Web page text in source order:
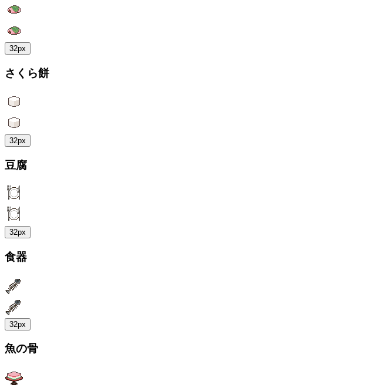
32px
さくら餅
32px
豆腐
32px
食器
32px
魚の骨